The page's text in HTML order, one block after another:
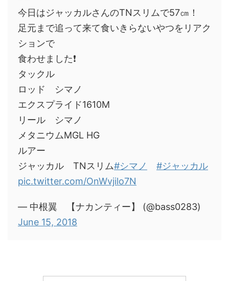
今日はジャッカルさんのTNスリムで57㎝！
足元まで追って来て食いきらないやつをリアク
ションで
食わせました❗
タックル
ロッド シマノ
エクスプライド1610M
リール シマノ
メタニウムMGL HG
ルアー
ジャッカル TNスリム#シマノ
#ジャッカル
pic.twitter.com/OnWvjilo7N
— 中根翼 【ナカンティー】 (@bass0283)
June 15, 2018